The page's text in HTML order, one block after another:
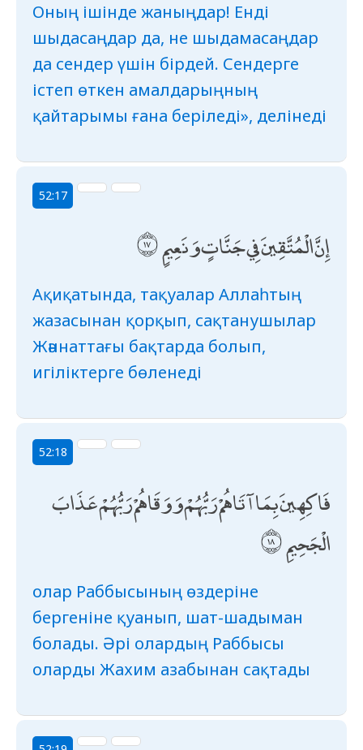
Оның ішінде жаныңдар! Енді
шыдасаңдар да, не шыдамасаңдар
да сендер үшін бірдей. Сендерге
істеп өткен амалдарыңның
қайтарымы ғана беріледі», делінеді
52:17
إِنَّ الْمُتَّقِينَ فِي جَنَّاتٍ وَنَعِيمٍ
Ақиқатында, тақуалар Аллаһтың
жа­засынан қорқып, сақтанушылар
Жәннаттағы бақтарда болып,
игіліктерге бөленеді
52:18
فَاكِهِينَ بِمَا آتَاهُمْ رَبُّهُمْ وَوَقَاهُمْ رَبُّهُمْ عَذَابَ
الْجَحِيمِ
олар Раббысының өздеріне
бергеніне қуанып, шат-шадыман
болады. Әрі олардың Раббысы
оларды Жахим азабынан сақтады